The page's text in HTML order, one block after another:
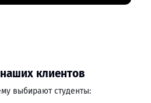
клиентов
выбирают студенты: